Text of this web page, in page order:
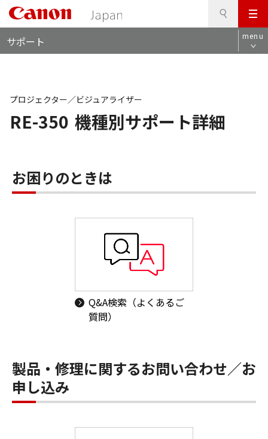
メ
ニ
ュ
サポート menu
RE-350 機種別サポート詳細
プロジェクター／ビジュアライザー
お困りのときは
Q&A検索（よくあるご
質問）
製品・修理に関するお問い合わせ／お
申し込み